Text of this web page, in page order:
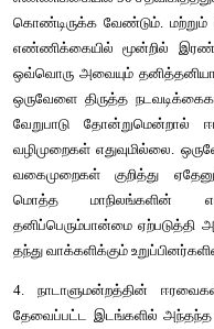
2. அரசமைப்பில்
ஒரு முன்வரைவாக
மொத்த
வாக்கு
பெரும்பான்மை
குடியரசுத்தலைவரின்
3. அந்த முன்வரைவு
எண்ணிக்கையில் 50